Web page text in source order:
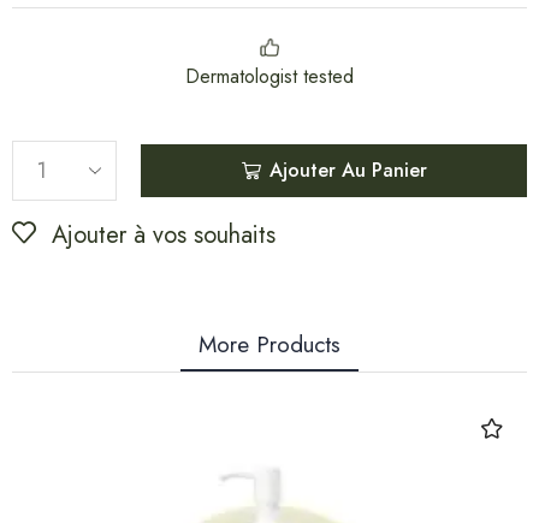
Dermatologist tested
Ajouter Au Panier
Ajouter à vos souhaits
More Products